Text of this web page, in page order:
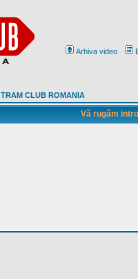
Arhiva video
CLUB ROMANIA
Vă rugăm